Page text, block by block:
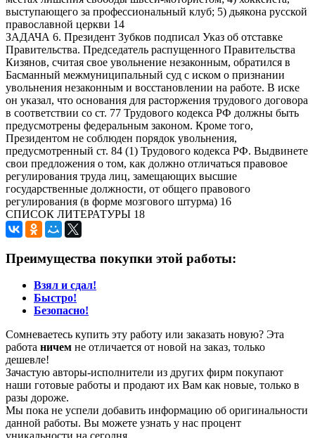
выступающего за профессиональный клуб; 5) дьякона русской
православной церкви 14
ЗАДАЧА 6. Президент Зубков подписал Указ об отставке
Правительства. Председатель распущенного Правительства
Кизянов, считая свое увольнение незаконным, обратился в
Басманный межмуниципальный суд с иском о признании
увольнения незаконным и восстановлении на работе. В иске
он указал, что основания для расторжения трудового договора
в соответствии со ст. 77 Трудового кодекса РФ должны быть
предусмотрены федеральным законом. Кроме того,
Президентом не соблюден порядок увольнения,
предусмотренный ст. 84 (1) Трудового кодекса РФ. Выдвинете
свои предложения о том, как должно отличаться правовое
регулирования труда лиц, замещающих высшие
государственные должности, от общего правового
регулирования (в форме мозгового штурма) 16
СПИСОК ЛИТЕРАТУРЫ 18
Преимущества покупки этой работы:
Взял и сдал!
Быстро!
Безопасно!
Сомневаетесь купить эту работу или заказать новую? Эта
работа ничем не отличается от новой на заказ, только
дешевле!
Зачастую авторы-исполнители из других фирм покупают
наши готовые работы и продают их Вам как новые, только в
разы дороже.
Мы пока не успели добавить информацию об оригинальности
данной работы. Вы можете узнать у нас процент